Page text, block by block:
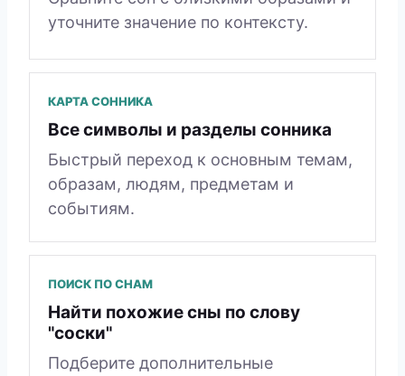
уточните значение по контексту.
КАРТА СОННИКА
Все символы и разделы сонника
Быстрый переход к основным темам,
образам, людям, предметам и
событиям.
ПОИСК ПО СНАМ
Найти похожие сны по слову
"соски"
Подберите дополнительные